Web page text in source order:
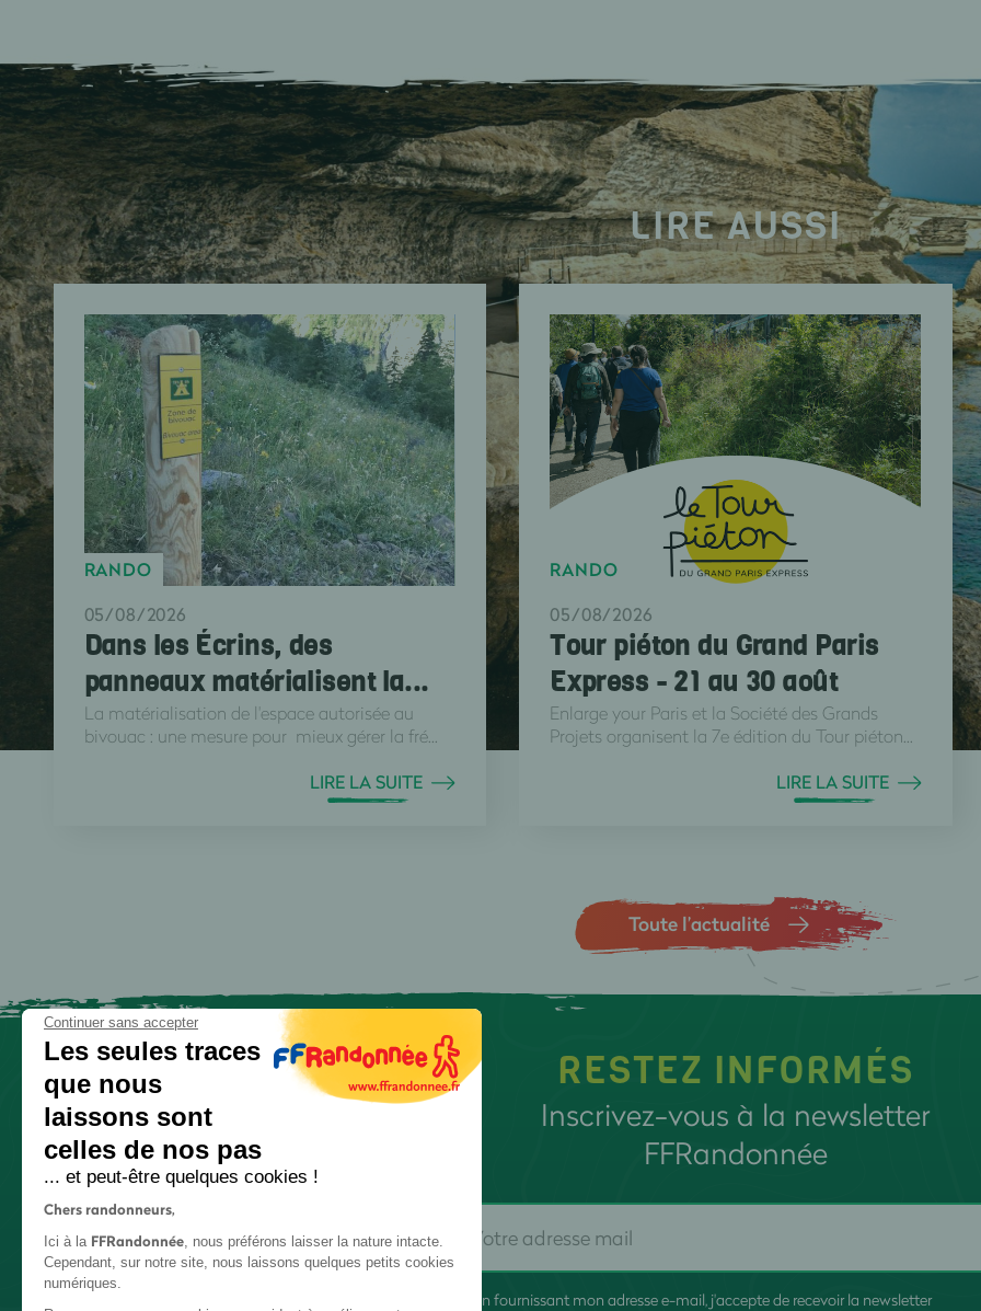
LIRE AUSSI
RANDO
05/08/2026
Dans les Écrins, des
panneaux matérialisent la...
La matérialisation de l'espace autorisée au
bivouac : une mesure pour mieux gérer la fré...
LIRE LA SUITE
RANDO
05/08/2026
Tour piéton du Grand Paris
Express - 21 au 30 août
Enlarge your Paris et la Société des Grands
Projets organisent la 7e édition du Tour piéton...
LIRE LA SUITE
Toute l’actualité
RESTEZ INFORMÉS
Inscrivez-vous à la newsletter
FFRandonnée
En fournissant mon adresse e-mail, j'accepte de recevoir la newsletter
Continuer sans accepter
Les seules traces
que nous
laissons sont
celles de nos pas
... et peut-être quelques cookies !
Chers randonneurs,
Ici à la FFRandonnée, nous préférons laisser la nature intacte.
Cependant, sur notre site, nous laissons quelques petits cookies
numériques.